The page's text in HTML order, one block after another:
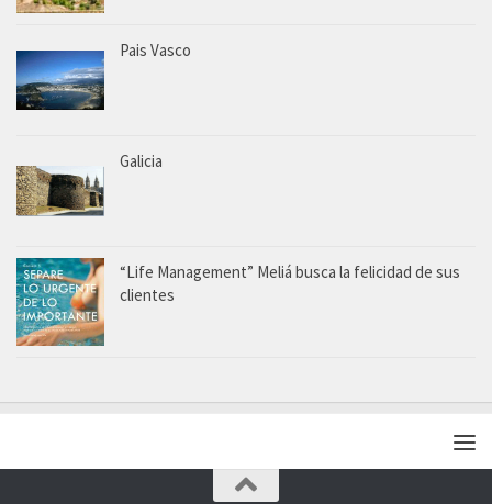
Pais Vasco
Galicia
“Life Management” Meliá busca la felicidad de sus
clientes